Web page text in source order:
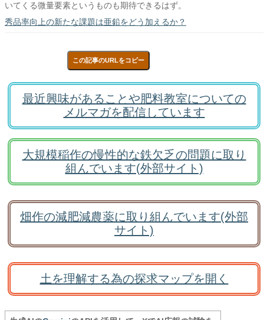
いてくる微量要素というものも期待できるはず。
秀品率向上の新たな課題は亜鉛をどう加えるか？
この記事のURLをコピー
最近興味があることや肥料教室についての
メルマガを配信しています
大規模稲作の慢性的な鉄欠乏の問題に取り
組んでいます(外部サイト)
畑作の減肥減農薬に取り組んでいます(外部
サイト)
土を理解する為の探求マップを開く